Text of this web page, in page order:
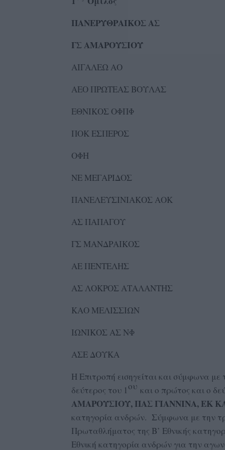
ΠΑΝΕΡΥΘΡΑΙΚΟΣ ΑΣ
ΓΣ
ΑΙΓΑΛΕΩ ΑΟ ΑΕ
ΑΕΟ ΠΡΩΤΕΑΣ ΒΟΥΛΑΣ
ΕΘΝΙΚΟΣ ΟΦΠΦ
ΠΟΚ ΕΣΠΕΡΟΣ ΑΕΠΣ
ΟΦΗ ΠΣ
ΝΕ ΜΕΓΑΡΙΔΟΣ
ΠΑΝΕΛΕΥΣΙΝΙΑΚΟΣ ΑΟΚ
ΑΣ ΠΑΠΑΓΟΥ ΦΟ
ΓΣ ΜΑΝΔΡΑΙΚΟΣ
ΑΕ
ΑΣ ΛΟΚΡΟΣ
ΚΑΟ ΜΕΛΙΣΣΙΩΝ ΓΣ
ΙΩΝΙΚΟΣ ΑΣ ΝΦ
ΑΣΕ ΔΟΥΚΑ ΑΣ
Η Επιτροπή εισηγείται και σύμφωνα
δεύτερος του 1ου και ο πρώτος και ο
ΑΜΑΡΟΥΣΙΟΥ, ΠΑΣ ΓΙΑΝΝΙΝΑ, ΕΚ
κατηγορία ανδρών. Σύμφωνα με την
Πρωταθλήματος της Β’ Εθνικής
Εθνική κατηγορία ανδρών για την